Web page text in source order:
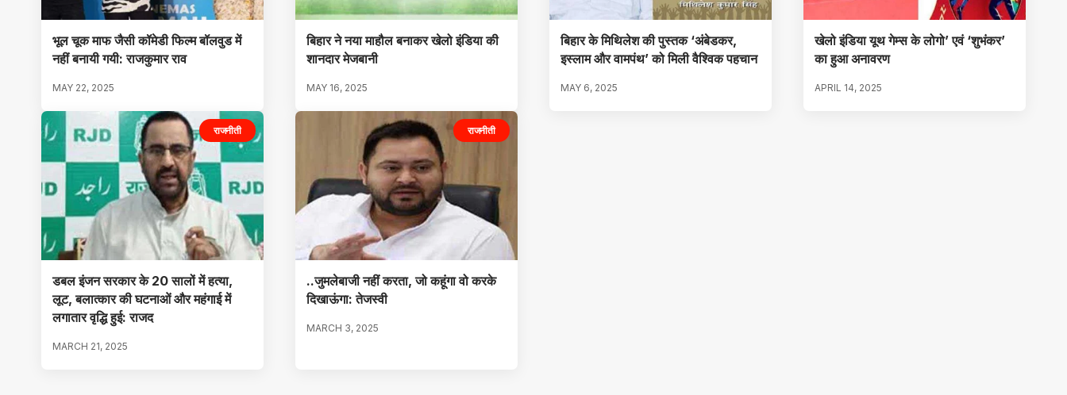
भूल चूक माफ जैसी कॉमेडी फिल्म बॉलवुड में
नहीं बनायी गयी: राजकुमार राव
MAY 22, 2025
बिहार ने नया माहौल बनाकर खेलो इंडिया की
शानदार मेजबानी
MAY 16, 2025
बिहार के मिथिलेश की पुस्तक ‘अंबेडकर,
इस्लाम और वामपंथ’ को मिली वैश्विक पहचान
MAY 6, 2025
खेलो इंडिया यूथ गेम्स के लोगो’ एवं ‘शुभंकर’
का हुआ अनावरण
APRIL 14, 2025
राजनीती
डबल इंजन सरकार के 20 सालों में हत्या,
लूट, बलात्कार की घटनाओं और महंगाई में
लगातार वृद्धि हुई: राजद
MARCH 21, 2025
राजनीती
..जुमलेबाजी नहीं करता, जो कहूंगा वो करके
दिखाऊंगा: तेजस्वी
MARCH 3, 2025